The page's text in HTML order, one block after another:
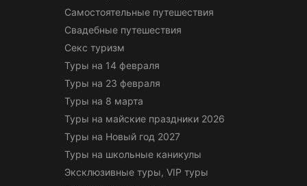
Самостоятельные путешествия
Свадебные путешествия
Секс туризм
Туры на 14 февраля
Туры на 23 февраля
Туры на 8 марта
Туры на майские праздники 2026
Туры на Новый год 2027
Туры на школьные каникулы
Эксклюзивные туры, VIP туры